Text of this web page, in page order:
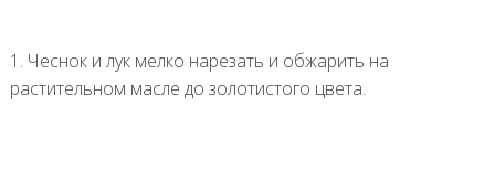
1. Чеснок и лук мелко нарезать и обжарить на
растительном масле до золотистого цвета.